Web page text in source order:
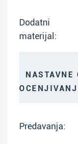
Dodatni
materijal:
NASTAVNE
Predavanja: